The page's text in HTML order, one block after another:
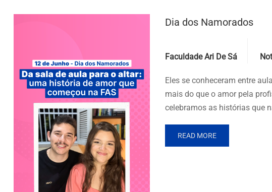
Dia dos Namorados
Faculdade Ari De Sá
Eles se conheceram entre
mais do que o amor pela
celebramos as histórias que
READ MORE